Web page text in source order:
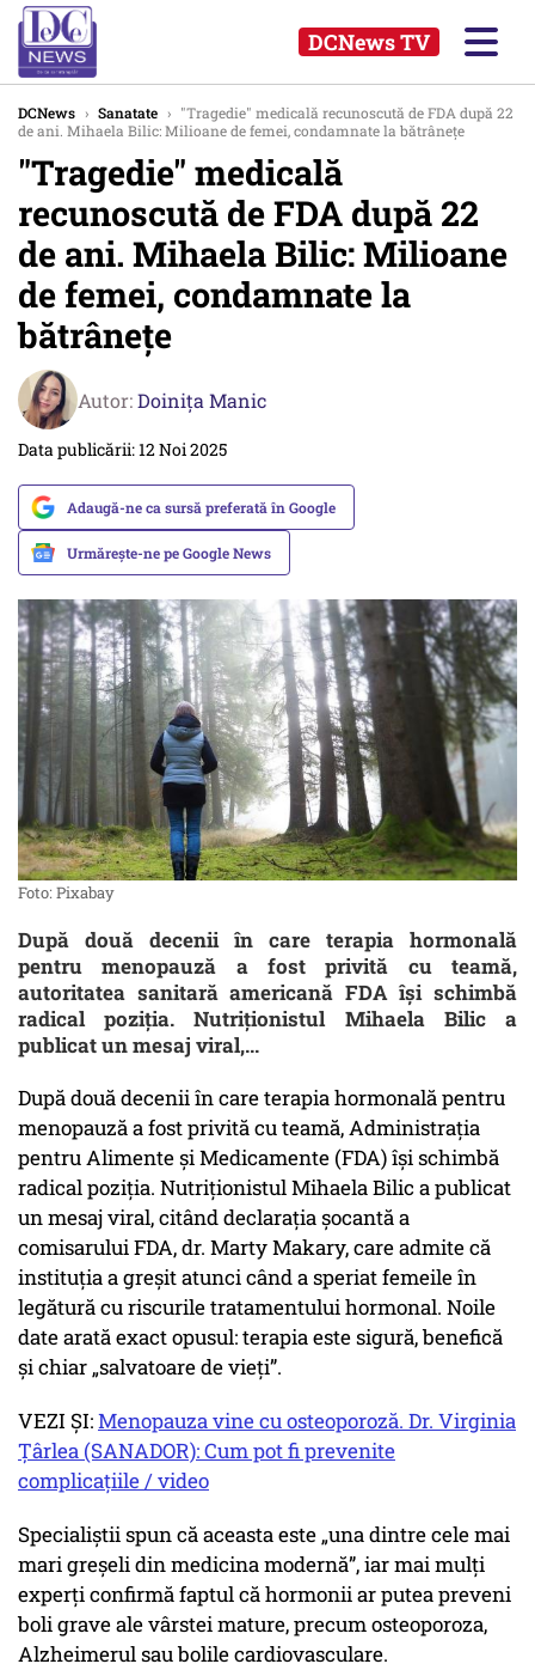
DCNews TV
DCNews › Sanatate › "Tragedie" medicală recunoscută de FDA după 22
de ani. Mihaela Bilic: Milioane de femei, condamnate la bătrânețe
"Tragedie" medicală
recunoscută de FDA după 22
de ani. Mihaela Bilic: Milioane
de femei, condamnate la
bătrânețe
Autor:Doinița Manic
Data publicării: 12 Noi 2025
Adaugă-ne ca sursă preferată în Google
Urmărește-ne pe Google News
Foto: Pixabay
După două decenii în care terapia hormonală
pentru menopauză a fost privită cu teamă,
autoritatea sanitară americană FDA își schimbă
radical poziția. Nutriționistul Mihaela Bilic a
publicat un mesaj viral,...
După două decenii în care terapia hormonală pentru
menopauză a fost privită cu teamă, Administrația
pentru Alimente și Medicamente (FDA) își schimbă
radical poziția. Nutriționistul Mihaela Bilic a publicat
un mesaj viral, citând declarația șocantă a
comisarului FDA, dr. Marty Makary, care admite că
instituția a greșit atunci când a speriat femeile în
legătură cu riscurile tratamentului hormonal. Noile
date arată exact opusul: terapia este sigură, benefică
și chiar „salvatoare de vieți”.
VEZI ȘI:Menopauza vine cu osteoporoză. Dr. Virginia
Țârlea (SANADOR): Cum pot fi prevenite
complicațiile / video
Specialiștii spun că aceasta este „una dintre cele mai
mari greșeli din medicina modernă”, iar mai mulți
experți confirmă faptul că hormonii ar putea preveni
boli grave ale vârstei mature, precum osteoporoza,
Alzheimerul sau bolile cardiovasculare.